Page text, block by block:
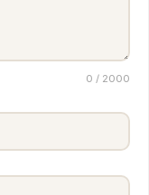
0 / 2000